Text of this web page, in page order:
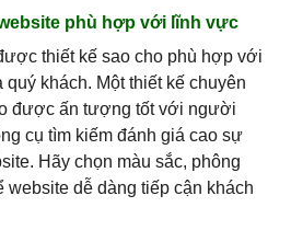
phù hợp với lĩnh vực
thiết kế sao cho phù hợp với
khách. Một thiết kế chuyên
được ấn tượng tốt với người
cụ tìm kiếm đánh giá cao sự
Hãy chọn màu sắc, phông
dễ dàng tiếp cận khách